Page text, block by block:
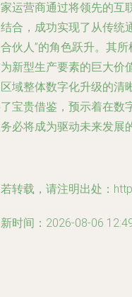
运营商通过将领先的互
合，成功实现了从传统
伙人”的角色跃升。其
新型生产要素的巨大价
域整体数字化升级的清
宝贵借鉴，预示着在数
必将成为驱动未来发展
转载，请注明出处：
时间：2026-08-06